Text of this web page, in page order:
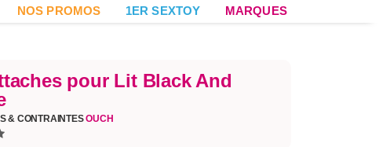
NOS PROMOS 1ER SEXTOY MARQUES
pour Lit Black And
& CONTRAINTESOUCH